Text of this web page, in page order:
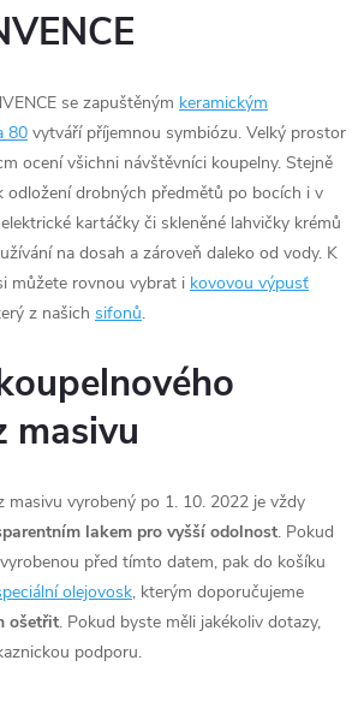
se zapuštěným keramickým
80 vytváří příjemnou symbiózu. Velký prostor
ocení všichni návštěvníci koupelny. Stejně
odložení drobných předmětů po bocích i v
kartáčky či skleněné lahvičky krémů
na dosah a zároveň daleko od vody. K
můžete rovnou vybrat i kovovou výpusť
z našich sifonů.
masivu
masivu vyrobený po 1. 10. 2022 je vždy
lakem pro vyšší odolnost. Pokud
před tímto datem, pak do košíku
olejovosk, kterým doporučujeme
ošetřit. Pokud byste měli jakékoliv dotazy,
podporu.